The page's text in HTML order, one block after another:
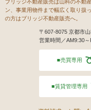
ブリッジ不動産販売は山科の不動
ン、事業用物件まで幅広く取り扱
の方はブリッジ不動産販売へ。
〒607-8075 京都市
営業時間／AM9:30
売買専用
賃貸管理専用